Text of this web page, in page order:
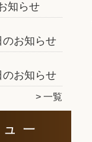
知らせ
お知らせ
のお知らせ
一覧